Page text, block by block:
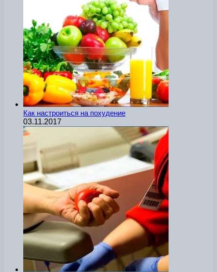
Как настроиться на похудение
03.11.2017